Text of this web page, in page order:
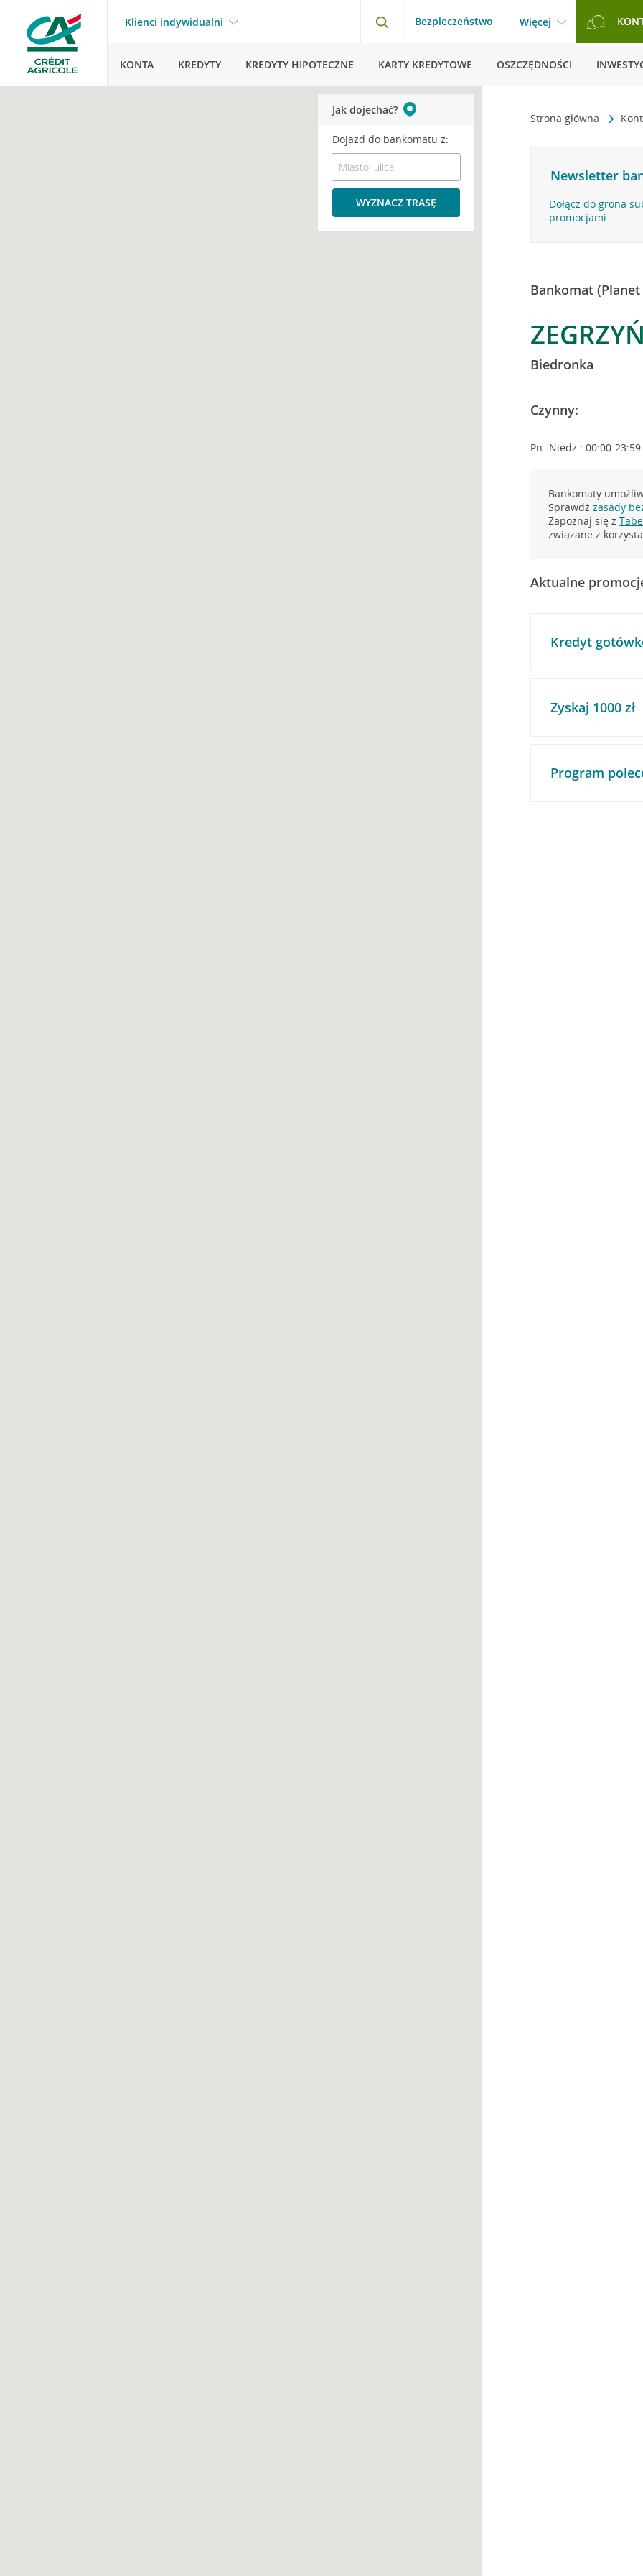
Klienci indywidualni Bezpieczeństwo Więcej
KONTA KREDYTY KREDYTY HIPOTECZNE KARTY KREDYTOWE OSZCZĘDNOŚCI
Strona główna
Newsletter
Dołącz do grona
promocjami
Bankomat (Planet
Biedronka
Czynny:
Pn.-Niedz.: 00:00-23:59
Bankomaty
Sprawdźzasady
Zapoznaj się z
związane z
Aktualne
Kredyt
Zyskaj 1000 zł
Program
Jak dojechać?
Dojazd do bankomatu z:
WYZNACZ TRASĘ